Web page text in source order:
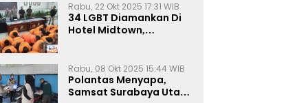
Rabu, 22 Okt 2025 17:31 WIB
34 LGBT Diamankan Di
Hotel Midtown,
Rabu, 08 Okt 2025 15:44 WIB
Polantas Menyapa,
Samsat Surabaya Utara